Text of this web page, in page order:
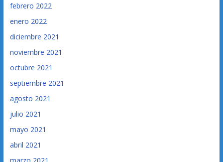
febrero 2022
enero 2022
diciembre 2021
noviembre 2021
octubre 2021
septiembre 2021
agosto 2021
julio 2021
mayo 2021
abril 2021
marzo 2021